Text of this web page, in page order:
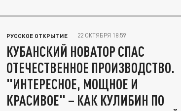
РУССКОЕ ОТКРЫТИЕ 22 ОКТЯБРЯ 18:59
КУБАНСКИЙ НОВАТОР СПАС
ОТЕЧЕСТВЕННОЕ ПРОИЗВОДСТВО.
"ИНТЕРЕСНОЕ, МОЩНОЕ И
КРАСИВОЕ" – КАК КУЛИБИН ПО